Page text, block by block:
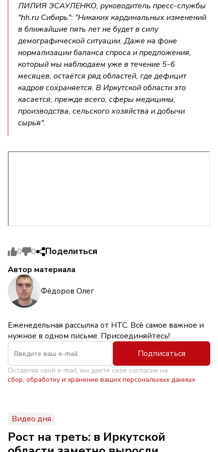
ЛИЛИЯ ЭСАУЛЕНКО, руководитель пресс-службы
"hh.ru Сибирь": "Никаких кардинальных изменений
в ближайшие пять лет не будет в силу
демографической ситуации. Даже на фоне
нормализации баланса спроса и предложения,
который мы наблюдаем уже в течение 5-6
месяцев, остаётся ряд областей, где дефицит
кадров сохраняется. В Иркутской области это
касается, прежде всего, сферы медицины,
производства, сельского хозяйства и добычи
сырья".
0 0 Поделиться
Автор материала
Фёдоров Олег
Еженедельная рассылка от НТС. Всё самое важное и
нужное в одном письме. Присоединяйтесь!
Подписаться
Оставляя свой e-mail, вы даете свое согласие на
сбор, обработку и хранение ваших персональных данных
Видео дня
Рост на треть: в Иркутской